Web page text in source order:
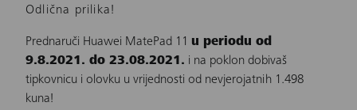
Odlična prilika!
Prednaruči Huawei MatePad 11 u periodu od
9.8.2021. do 23.08.2021. i na poklon dobivaš
tipkovnicu i olovku u vrijednosti od nevjerojatnih 1.498
kuna!